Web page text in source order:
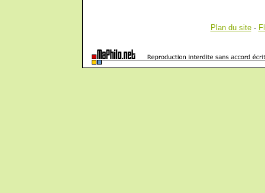
Plan du site-